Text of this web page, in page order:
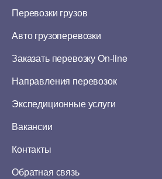
Перевозки грузов
Авто грузоперевозки
Заказать перевозку On-line
Направления перевозок
Экспедиционные услуги
Вакансии
Контакты
Обратная связь